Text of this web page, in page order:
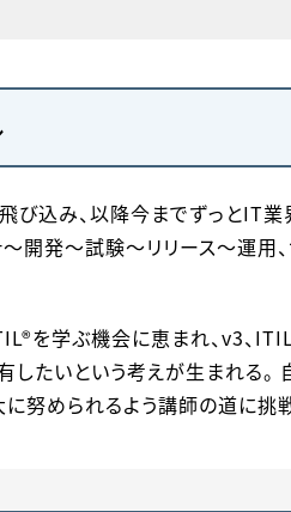
込み、以降今までずっとIT業
開発～試験～リリース～運用
を学ぶ機会に恵まれ、v3、
したいという考えが生まれる
努められるよう講師の道に挑